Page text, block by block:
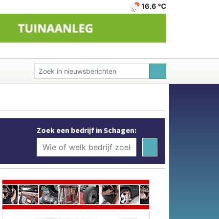
16.6 ℃
Zoek een bedrijf in Schagen: